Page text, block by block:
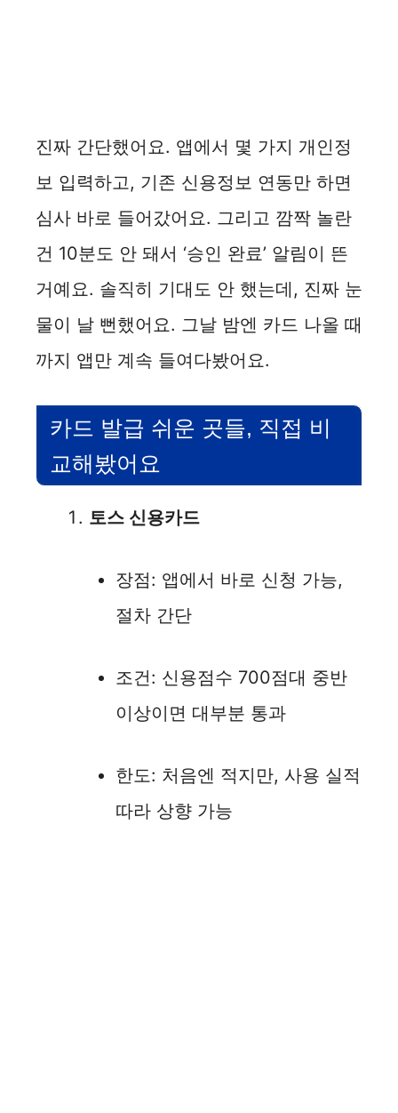
진짜 간단했어요. 앱에서 몇 가지 개인정
보 입력하고, 기존 신용정보 연동만 하면
심사 바로 들어갔어요. 그리고 깜짝 놀란
건 10분도 안 돼서 ‘승인 완료’ 알림이 뜬
거예요. 솔직히 기대도 안 했는데, 진짜 눈
물이 날 뻔했어요. 그날 밤엔 카드 나올 때
까지 앱만 계속 들여다봤어요.
카드 발급 쉬운 곳들, 직접 비
교해봤어요
토스 신용카드
장점: 앱에서 바로 신청 가능,
절차 간단
조건: 신용점수 700점대 중반
이상이면 대부분 통과
한도: 처음엔 적지만, 사용 실적
따라 상향 가능